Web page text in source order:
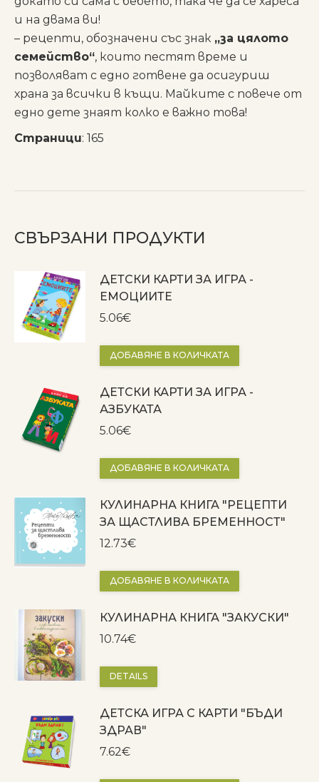
и на двама ви!
– рецепти, обозначени със знак „за цялото
семейство“, които пестят време и
позволяват с едно готвене да осигуриш
храна за всички в къщи. Майките с повече от
едно дете знаят колко е важно това!
Страници: 165
СВЪРЗАНИ ПРОДУКТИ
ДЕТСКИ КАРТИ ЗА ИГРА -
ЕМОЦИИТЕ
5.06€
ДОБАВЯНЕ В КОЛИЧКАТА
ДЕТСКИ КАРТИ ЗА ИГРА -
АЗБУКАТА
5.06€
ДОБАВЯНЕ В КОЛИЧКАТА
КУЛИНАРНА КНИГА "РЕЦЕПТИ
ЗА ЩАСТЛИВА БРЕМЕННОСТ"
12.73€
ДОБАВЯНЕ В КОЛИЧКАТА
КУЛИНАРНА КНИГА "ЗАКУСКИ"
10.74€
DETAILS
ДЕТСКА ИГРА С КАРТИ "БЪДИ
ЗДРАВ"
7.62€